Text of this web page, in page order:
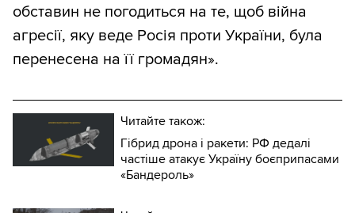
обставин не погодиться на те, щоб війна
агресії, яку веде Росія проти України, була
перенесена на її громадян».
Читайте також:
Гібрид дрона і ракети: РФ дедалі
частіше атакує Україну боєприпасами
«Бандероль»